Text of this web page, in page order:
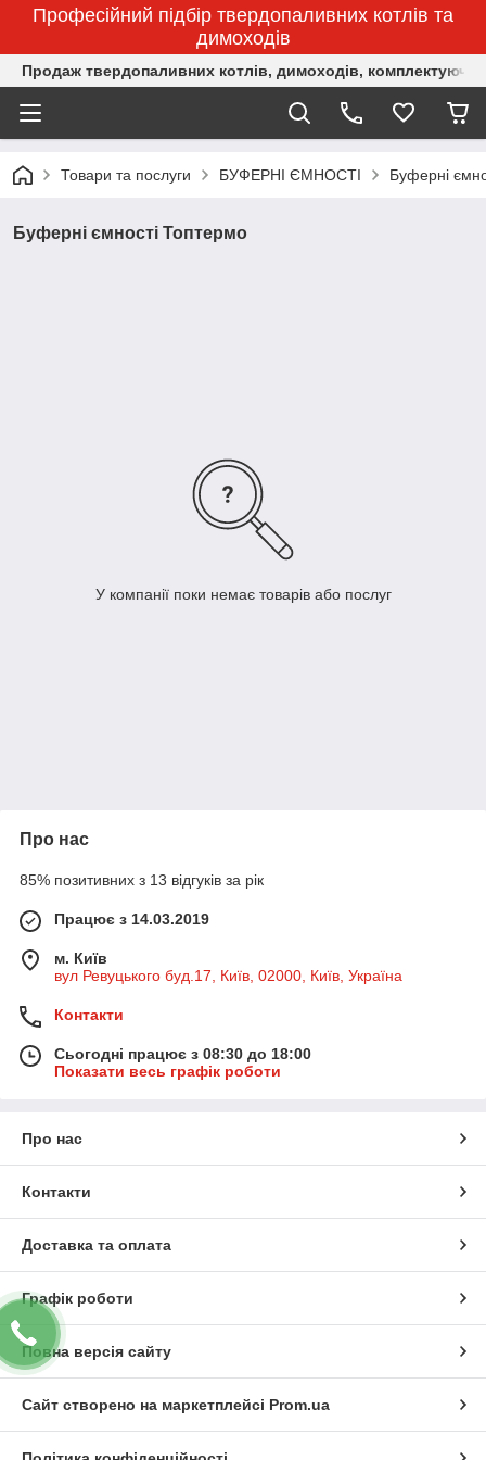
Професійний підбір твердопаливних котлів та
димоходів
Продаж твердопаливних котлів, димоходів,
Товари та послуги БУФЕРНІ ЄМНОСТІ Буферні
Буферні ємності Топтермо
У компанії поки немає товарів або послуг
Про нас
85% позитивних з 13 відгуків за рік
Працює з 14.03.2019
м. Київ
вул Ревуцького буд.17, Київ, 02000, Київ, Україна
Контакти
Сьогодні працює з 08:30 до 18:00
Показати весь графік роботи
Про нас
Контакти
Доставка та оплата
Графік роботи
Повна версія сайту
Сайт створено на маркетплейсі Prom.ua